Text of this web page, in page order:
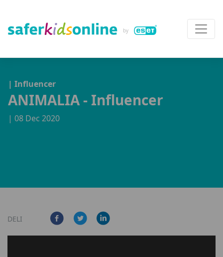
| Influencer
ANIMALIA - Influencer
| 08 Dec 2020
DELI